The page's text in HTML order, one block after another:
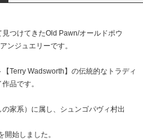
つけてきたOld Pawn/オールドポウ
ンジュエリーです。
Terry Wadsworth】の伝統的なトラディ
品です。
家系）に属し、シュンゴパヴィ村出
始しました。